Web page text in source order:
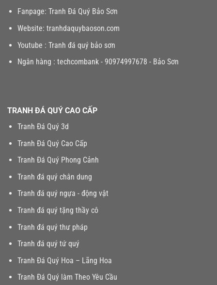
Fanpage: Tranh Đá Quý Bảo Sơn
Website: tranhdaquybaoson.com
Youtube : Tranh đá quý bảo sơn
Ngân hàng : techcombank - 90974997678 - Bảo Sơn
TRANH ĐÁ QUÝ CAO CẤP
Tranh Đá Quý 3d
Tranh Đá Quý Cao Cấp
Tranh Đá Quý Phong Cảnh
Tranh đá quý chân dung
Tranh đá quý ngựa - động vật
Tranh đá quý tặng thầy cô
Tranh đá quý thư pháp
Tranh đá quý tứ quý
Tranh Đá Quý Hoa – Lãng Hoa
Tranh Đá Quý làm Theo Yêu Cầu